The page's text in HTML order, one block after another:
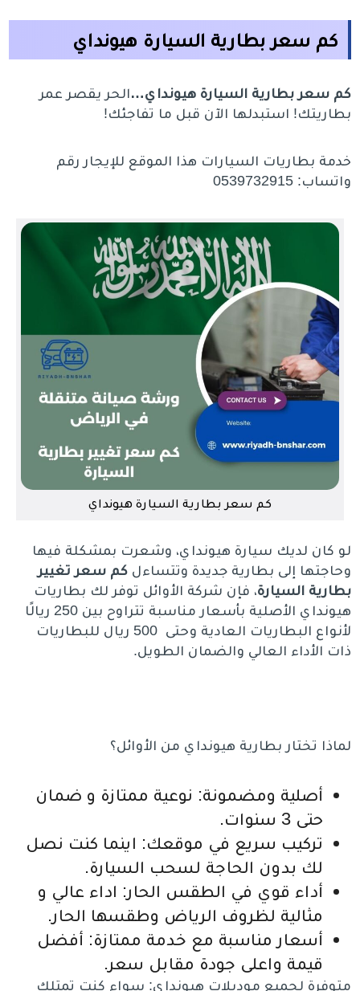
كم سعر بطارية السيارة هيونداي
كم سعر بطارية السيارة هيونداي…الحر يقصر عمر
بطاريتك! استبدلها الآن قبل ما تفاجئك!
خدمة بطاريات السيارات هذا الموقع للإيجار رقم
واتساب: 0539732915
كم سعر بطارية السيارة هيونداي
لو كان لديك سيارة هيونداي، وشعرت بمشكلة فيها
وحاجتها إلى بطارية جديدة وتتساءلكم سعر تغيير
بطارية السيارة، فإن شركة الأوائل توفر لك بطاريات
هيونداي الأصلية بأسعار مناسبة تتراوح بين 250 ريالًا
لأنواع البطاريات العادية وحتى 500 ريال للبطاريات
ذات الأداء العالي والضمان الطويل.
لماذا تختار بطارية هيونداي من الأوائل؟
أصلية ومضمونة: نوعية ممتازة و ضمان
حتى 3 سنوات.
تركيب سريع في موقعك: اينما كنت نصل
لك بدون الحاجة لسحب السيارة.
أداء قوي في الطقس الحار: اداء عالي و
مثالية لظروف الرياض وطقسها الحار.
أسعار مناسبة مع خدمة ممتازة: أفضل
قيمة واعلى جودة مقابل سعر.
متوفرة لجميع موديلات هيونداي: سواء كنت تمتلك